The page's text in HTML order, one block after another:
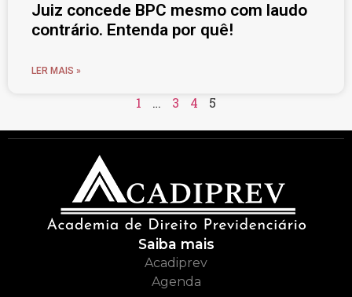
Juiz concede BPC mesmo com laudo
contrário. Entenda por quê!
LER MAIS »
1 … 3 4 5
Saiba mais
Acadiprev
Agenda